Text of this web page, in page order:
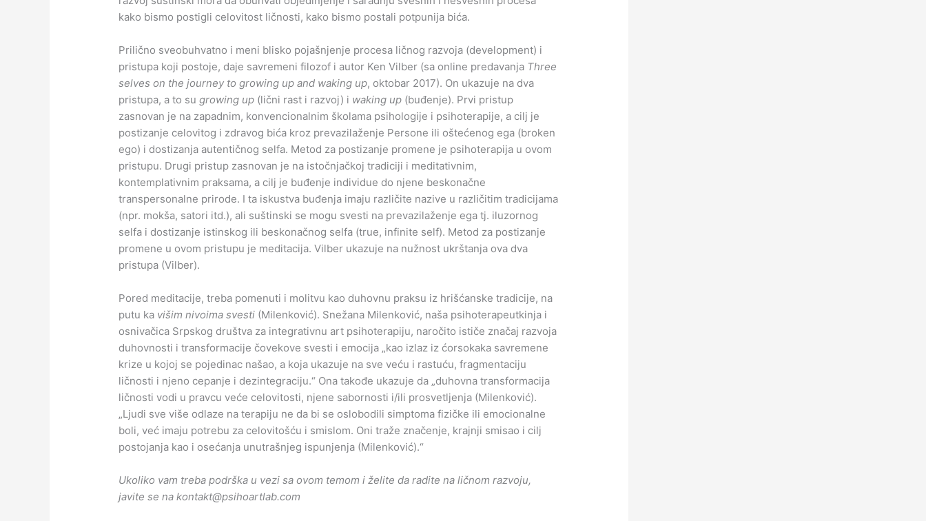
kako bismo postigli celovitost ličnosti, kako bismo postali potpunija bića.
Prilično sveobuhvatno i meni blisko pojašnjenje procesa ličnog razvoja (development) i
pristupa koji postoje, daje savremeni filozof i autor Ken Vilber (sa online predavanja Three
selves on the journey to growing up and waking up, oktobar 2017). On ukazuje na dva
pristupa, a to sugrowing up (lični rast i razvoj) i waking up (buđenje). Prvi pristup
zasnovan je na zapadnim, konvencionalnim školama psihologije i psihoterapije, a cilj je
postizanje celovitog i zdravog bića kroz prevazilaženje Persone ili oštećenog ega (broken
ego) i dostizanja autentičnog selfa. Metod za postizanje promene je psihoterapija u ovom
pristupu. Drugi pristup zasnovan je na istočnjačkoj tradiciji i meditativnim,
kontemplativnim praksama, a cilj je buđenje individue do njene beskonačne
transpersonalne prirode. I ta iskustva buđenja imaju različite nazive u različitim tradicijama
(npr. mokša, satori itd.), ali suštinski se mogu svesti na prevazilaženje ega tj. iluzornog
selfa i dostizanje istinskog ili beskonačnog selfa (true, infinite self). Metod za postizanje
promene u ovom pristupu je meditacija. Vilber ukazuje na nužnost ukrštanja ova dva
pristupa (Vilber).
Pored meditacije, treba pomenuti i molitvu kao duhovnu praksu iz hrišćanske tradicije, na
putu ka višim nivoima svesti (Milenković). Snežana Milenković, naša psihoterapeutkinja i
osnivačica Srpskog društva za integrativnu art psihoterapiju, naročito ističe značaj razvoja
duhovnosti i transformacije čovekove svesti i emocija „kao izlaz iz ćorsokaka savremene
krize u kojoj se pojedinac našao, a koja ukazuje na sve veću i rastuću, fragmentaciju
ličnosti i njeno cepanje i dezintegraciju.“ Ona takođe ukazuje da „duhovna transformacija
ličnosti vodi u pravcu veće celovitosti, njene sabornosti i/ili prosvetljenja (Milenković).
„Ljudi sve više odlaze na terapiju ne da bi se oslobodili simptoma fizičke ili emocionalne
boli, već imaju potrebu za celovitošću i smislom. Oni traže značenje, krajnji smisao i cilj
postojanja kao i osećanja unutrašnjeg ispunjenja (Milenković).“
Ukoliko vam treba podrška u vezi sa ovom temom i želite da radite na ličnom razvoju,
javite se nakontakt@psihoartlab.com